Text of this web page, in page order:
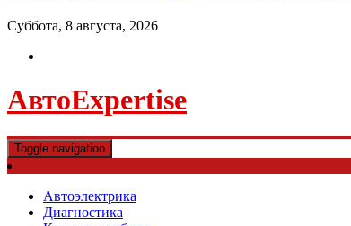
Суббота, 8 августа, 2026
АвтоExpertise
Toggle navigation
Автоэлектрика
Диагностика